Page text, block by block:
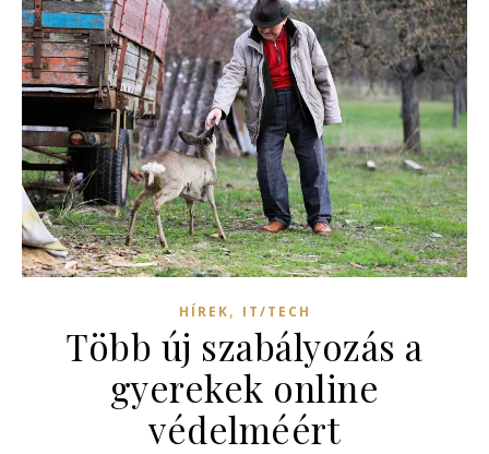
HÍREK, IT/TECH
Több új szabályozás a
gyerekek online
védelméért